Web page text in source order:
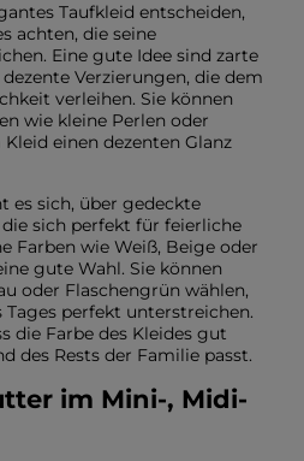
Taufkleid entscheiden,
achten, die seine
Eine gute Idee sind zarte
Verzierungen, die dem
verleihen. Sie können
wie kleine Perlen oder
einen dezenten Glanz
es sich, über gedeckte
sich perfekt für feierliche
Farben wie Weiß, Beige oder
gute Wahl. Sie können
oder Flaschengrün wählen,
perfekt unterstreichen.
die Farbe des Kleides gut
des Rests der Familie passt.
im Mini-, Midi-